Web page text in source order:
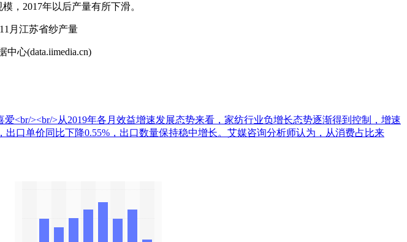
，2017年以后产量有所下滑。
心(data.iimedia.cn)
<br/><br/>从2019年各月效益增速发展态势来看，家纺行业负增长态势逐渐得到控制，增速
口单价同比下降0.55%，出口数量保持稳中增长。艾媒咨询分析师认为，从消费占比来